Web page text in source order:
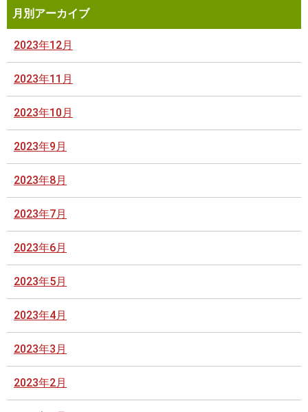
月別アーカイブ
2023年12月
2023年11月
2023年10月
2023年9月
2023年8月
2023年7月
2023年6月
2023年5月
2023年4月
2023年3月
2023年2月